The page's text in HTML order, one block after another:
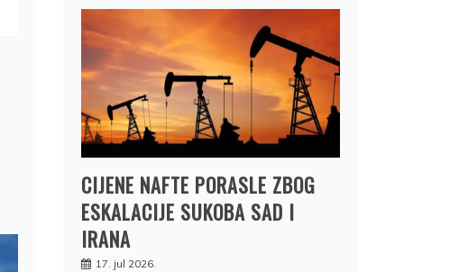
CIJENE NAFTE PORASLE ZBOG
ESKALACIJE SUKOBA SAD I
IRANA
17. jul 2026.